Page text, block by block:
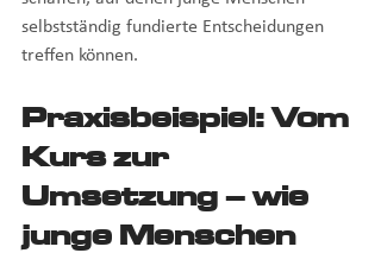
selbstständig fundierte Entscheidungen
treffen können.
Praxisbeispiel: Vom
Kurs zur
Umsetzung – wie
junge Menschen